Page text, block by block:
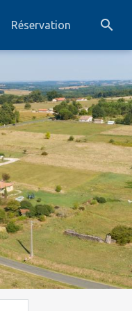
Réservation